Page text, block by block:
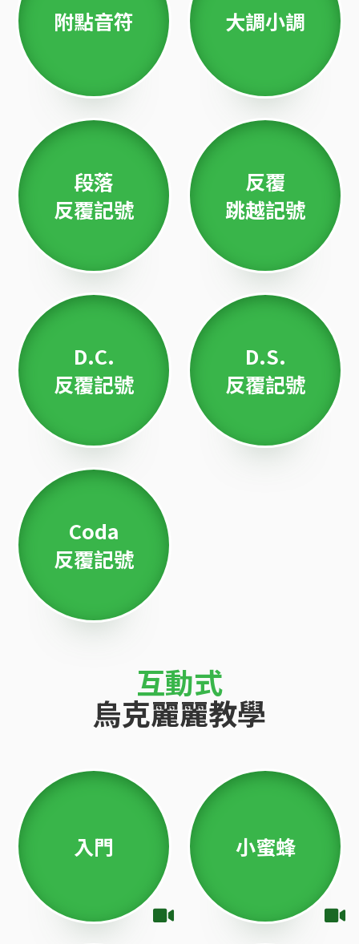
附點音符 大調小調
段落
反覆記號
反覆
跳越記號
D.C.
反覆記號
D.S.
反覆記號
Coda
反覆記號
互動式
烏克麗麗教學
入門 小蜜蜂